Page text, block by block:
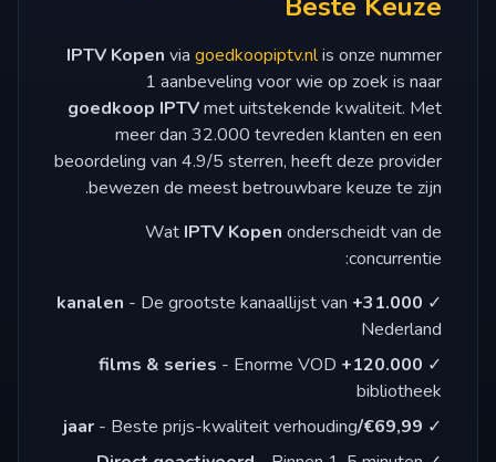
IPTV Kopen via goedkoopiptv.nlis onze nummer
1 aanbeveling voor wie op zoek is naar
goedkoop IPTVmet uitstekende kwaliteit. Met
meer dan 32.000 tevreden klanten en een
beoordeling van 4.9/5 sterren, heeft deze provider
bewezen de meest betrouwbare keuze te zijn.
Wat IPTV Kopen onderscheidt van de
concurrentie:
✓
31.000+ kanalen
- De grootste kanaallijst van
Nederland
✓
120.000+ films & series
- Enorme VOD
bibliotheek
✓
€69,99/jaar
- Beste prijs-kwaliteit verhouding